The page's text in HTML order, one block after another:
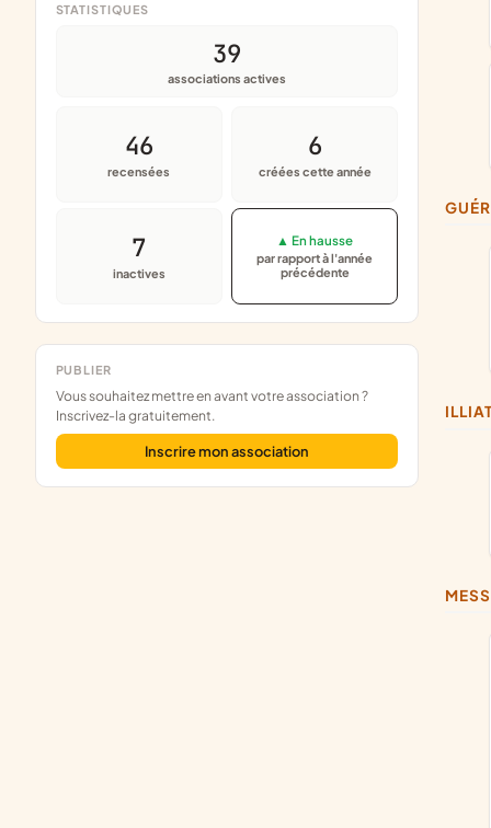
STATISTIQUES
39
associations actives
46
recensées
6
créées cette année
7
inactives
▲ En hausse
par rapport à l'année
précédente
PUBLIER
Vous souhaitez mettre en avant votre association ?
Inscrivez-la gratuitement.
Inscrire mon association